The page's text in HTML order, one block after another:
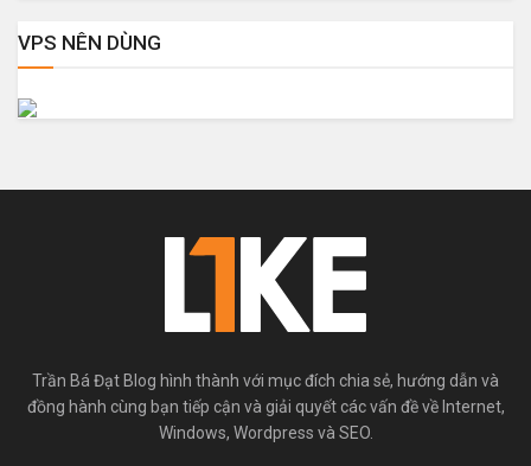
VPS NÊN DÙNG
Trần Bá Đạt Blog hình thành với mục đích chia sẻ, hướng dẫn và
đồng hành cùng bạn tiếp cận và giải quyết các vấn đề về Internet,
Windows, Wordpress và SEO.